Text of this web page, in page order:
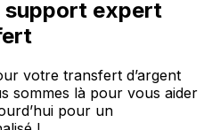
support expert
votre transfert d’argent
sommes là pour vous aider
pour un